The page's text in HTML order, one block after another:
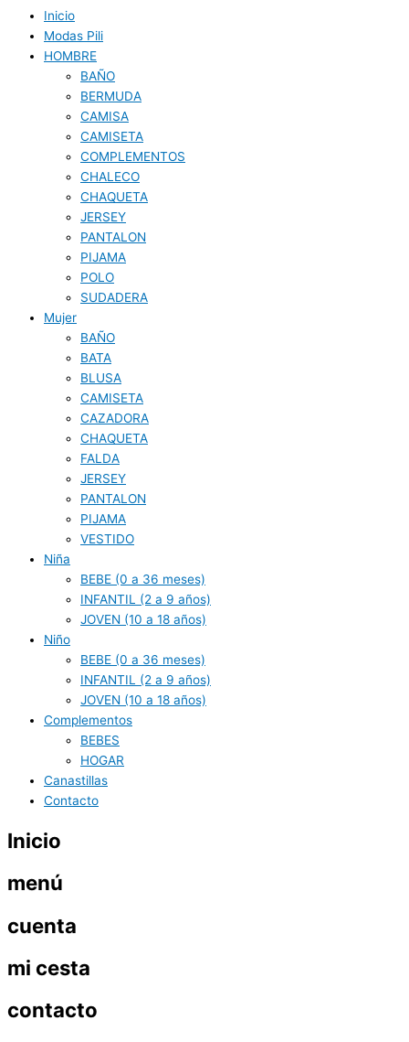
Inicio
Modas Pili
HOMBRE
BAÑO
BERMUDA
CAMISA
CAMISETA
COMPLEMENTOS
CHALECO
CHAQUETA
JERSEY
PANTALON
PIJAMA
POLO
SUDADERA
Mujer
BAÑO
BATA
BLUSA
CAMISETA
CAZADORA
CHAQUETA
FALDA
JERSEY
PANTALON
PIJAMA
VESTIDO
Niña
BEBE (0 a 36 meses)
INFANTIL (2 a 9 años)
JOVEN (10 a 18 años)
Niño
BEBE (0 a 36 meses)
INFANTIL (2 a 9 años)
JOVEN (10 a 18 años)
Complementos
BEBES
HOGAR
Canastillas
Contacto
Inicio
menú
cuenta
mi cesta
contacto